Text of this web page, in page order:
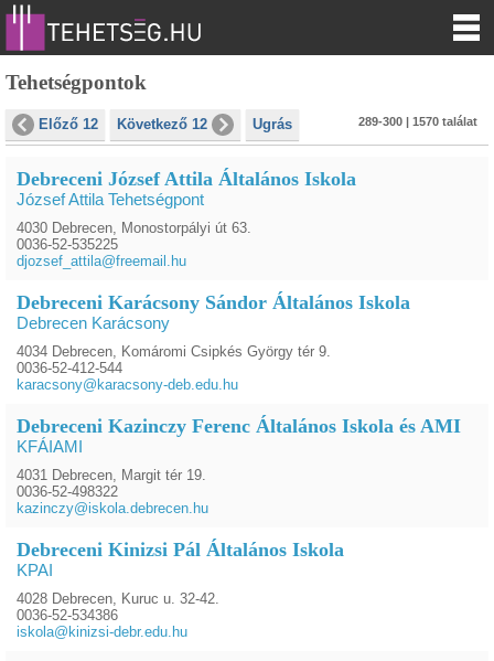
Tehetségpontok
Előző 12 Következő 12 Ugrás 289-300 | 1570 találat
Debreceni József Attila Általános Iskola
József Attila Tehetségpont
4030 Debrecen, Monostorpályi út 63.
0036-52-535225
djozsef_attila@freemail.hu
Debreceni Karácsony Sándor Általános Iskola
Debrecen Karácsony
4034 Debrecen, Komáromi Csipkés György tér 9.
0036-52-412-544
karacsony@karacsony-deb.edu.hu
Debreceni Kazinczy Ferenc Általános Iskola és AMI
KFÁIAMI
4031 Debrecen, Margit tér 19.
0036-52-498322
kazinczy@iskola.debrecen.hu
Debreceni Kinizsi Pál Általános Iskola
KPAI
4028 Debrecen, Kuruc u. 32-42.
0036-52-534386
iskola@kinizsi-debr.edu.hu